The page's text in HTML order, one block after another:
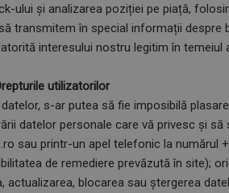
ului și analizarea poziției pe piață,
transmitem în special informații despre
interesului nostru legitim în temeiul
utilizatorilor
s-ar putea să fie imposibilă
datelor personale care vă privesc şi
sau printr-un apel telefonic la numărul
de remediere prevăzută în site);
blocarea sau ştergerea